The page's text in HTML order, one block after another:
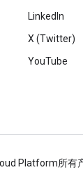
LinkedIn
X (Twitter)
YouTube
Platform所有